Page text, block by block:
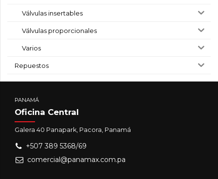
Válvulas insertables
Válvulas proporcionales
Varios
Repuestos
PANAMÁ
Oficina Central
Galera 40 Panapark, Pacora, Panamá
+507 389 5368/69
comercial@panamax.com.pa